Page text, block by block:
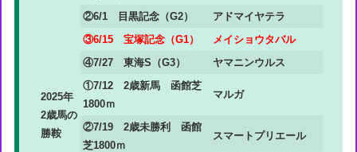
②6/1 目黒記念（G2）
アドマイヤテラ
③6/15 宝塚記念（G1）
メイショウタバル
④7/27 東海S（G3）
ヤマニンウルス
2025年
2歳馬の
勝鞍
①7/12 2歳新馬 函館芝
1800ｍ
マルガ
②7/19 2歳未勝利 函館
芝1800ｍ
スマートプリエール